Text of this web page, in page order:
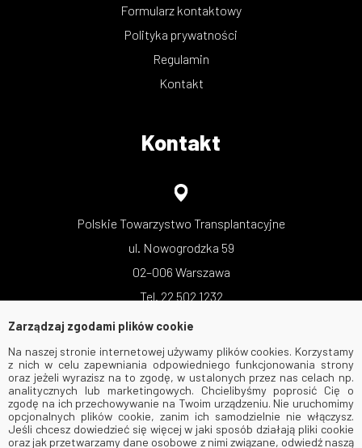
Formularz kontaktowy
Polityka prywatności
Regulamin
Kontakt
Kontakt
Polskie Towarzystwo Transplantacyjne
ul. Nowogrodzka 59
02–006 Warszawa
Tel. 22 502 1232
Zarządzaj zgodami plików cookie
Na naszej stronie internetowej używamy plików cookies. Korzystamy
z nich w celu zapewniania odpowiedniego funkcjonowania strony
oraz jeżeli wyrazisz na to zgodę, w ustalonych przez nas celach np.
analitycznych lub marketingowych. Chcielibyśmy poprosić Cię o
zgodę na ich przechowywanie na Twoim urządzeniu. Nie uruchomimy
opcjonalnych plików cookie, zanim ich samodzielnie nie włączysz.
Jeśli chcesz dowiedzieć się więcej w jaki sposób działają pliki cookie
oraz jak przetwarzamy dane osobowe z nimi związane, odwiedź naszą